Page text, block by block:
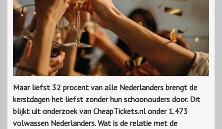
Maar liefst 32 procent van alle Nederlanders brengt de
kerstdagen het liefst zonder hun schoonouders door. Dit
blijkt uit onderzoek van CheapTickets.nl onder 1.473
volwassen Nederlanders. Wat is de relatie met de